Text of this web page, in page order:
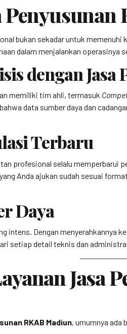
bukan sekadar untuk
dalam menjalankan operasinya
dengan Jasa
memiliki tim ahli, termasuk
data sumber daya dan
Terbaru
profesional selalu memperbarui
Anda ajukan sudah sesuai
Daya
intens. Dengan
setiap detail teknis dan
Jasa
RKAB Madiun, umumnya ada